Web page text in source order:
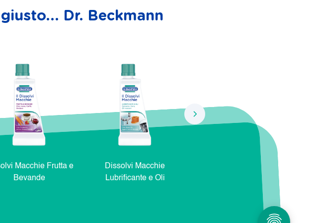
Dr. Beckmann
Macchie Frutta e
Bevande
Dissolvi Macchie
Lubrificante e Oli
Dissolvi Macchie Natura e